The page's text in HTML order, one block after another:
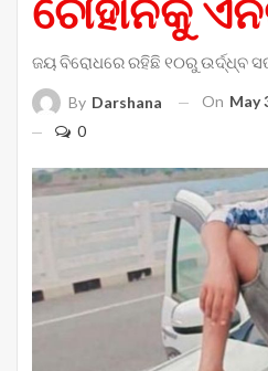
ଚୌହାନକୁ
ଜୟ ବିରୋଧରେ ରହିଛି ୧୦ରୁ ଉର୍ଦ୍ଧ୍ବ
By Darshana On May
0